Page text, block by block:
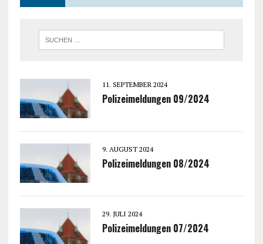
11. SEPTEMBER 2024
Polizeimeldungen 09/2024
9. AUGUST 2024
Polizeimeldungen 08/2024
29. JULI 2024
Polizeimeldungen 07/2024